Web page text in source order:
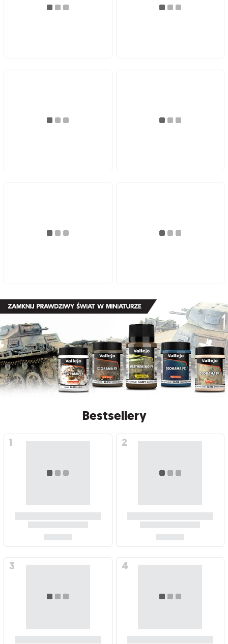
Bestsellery